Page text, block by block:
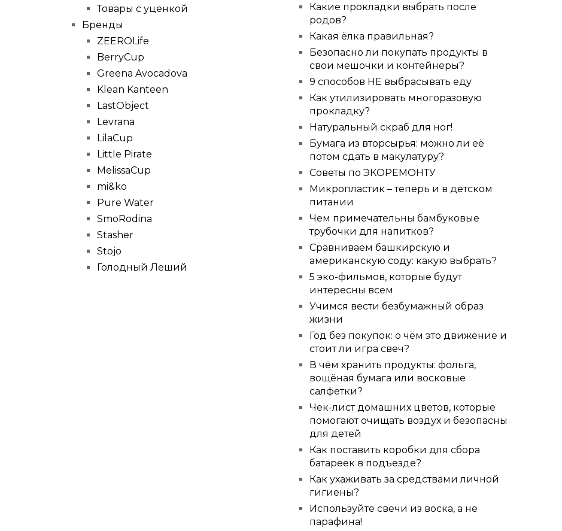
Товары с уценкой
Бренды
ZEEROLife
BerryCup
Greena Avocadova
Klean Kanteen
LastObject
Levrana
LilaCup
Little Pirate
MelissaCup
mi&ko
Pure Water
SmoRodina
Stasher
Stojo
Голодный Леший
Какие прокладки выбрать после
родов?
Какая ёлка правильная?
Безопасно ли покупать продукты в
свои мешочки и контейнеры?
9 способов НЕ выбрасывать еду
Как утилизировать многоразовую
прокладку?
Натуральный скраб для ног!
Бумага из вторсырья: можно ли её
потом сдать в макулатуру?
Советы по ЭКОРЕМОНТУ
Микропластик – теперь и в детском
питании
Чем примечательны бамбуковые
трубочки для напитков?
Сравниваем башкирскую и
американскую соду: какую выбрать?
5 эко-фильмов, которые будут
интересны всем
Учимся вести безбумажный образ
жизни
Год без покупок: о чём это движение и
стоит ли игра свеч?
В чём хранить продукты: фольга,
вощёная бумага или восковые
салфетки?
Чек-лист домашних цветов, которые
помогают очищать воздух и безопасны
для детей
Как поставить коробки для сбора
батареек в подъезде?
Как ухаживать за средствами личной
гигиены?
Используйте свечи из воска, а не
парафина!